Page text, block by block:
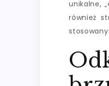
unikalne,
również